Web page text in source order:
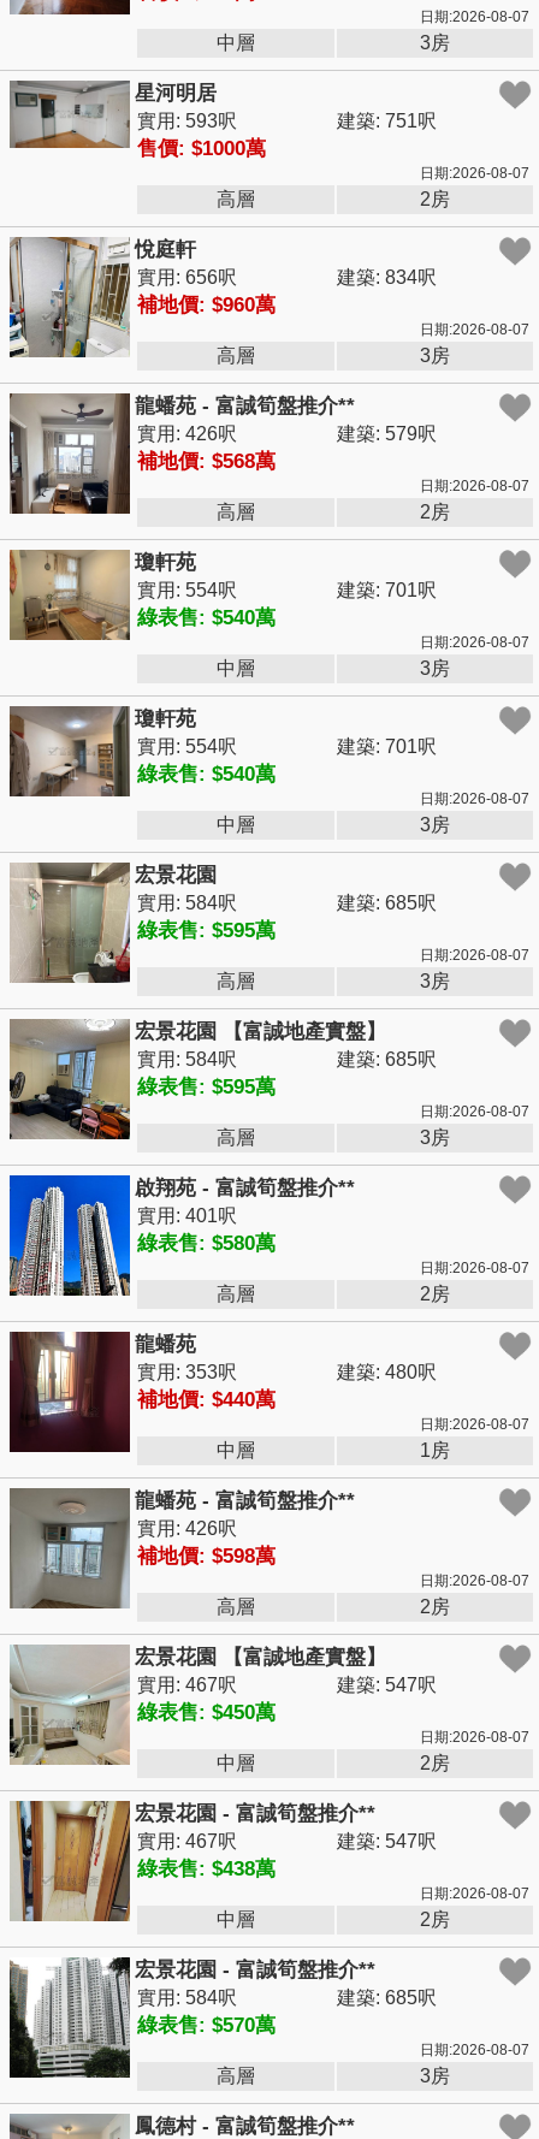
日期:2026-08-07
中層 3房
星河明居
實用: 593呎 建築: 751呎
售價: $1000萬
日期:2026-08-07
高層 2房
悅庭軒
實用: 656呎 建築: 834呎
補地價: $960萬
日期:2026-08-07
高層 3房
龍蟠苑 - 富誠筍盤推介**
實用: 426呎 建築: 579呎
補地價: $568萬
日期:2026-08-07
高層 2房
瓊軒苑
實用: 554呎 建築: 701呎
綠表售: $540萬
日期:2026-08-07
中層 3房
瓊軒苑
實用: 554呎 建築: 701呎
綠表售: $540萬
日期:2026-08-07
中層 3房
宏景花園
實用: 584呎 建築: 685呎
綠表售: $595萬
日期:2026-08-07
高層 3房
宏景花園 【富誠地產實盤】
實用: 584呎 建築: 685呎
綠表售: $595萬
日期:2026-08-07
高層 3房
啟翔苑 - 富誠筍盤推介**
實用: 401呎
綠表售: $580萬
日期:2026-08-07
高層 2房
龍蟠苑
實用: 353呎 建築: 480呎
補地價: $440萬
日期:2026-08-07
中層 1房
龍蟠苑 - 富誠筍盤推介**
實用: 426呎
補地價: $598萬
日期:2026-08-07
高層 2房
宏景花園 【富誠地產實盤】
實用: 467呎 建築: 547呎
綠表售: $450萬
日期:2026-08-07
中層 2房
宏景花園 - 富誠筍盤推介**
實用: 467呎 建築: 547呎
綠表售: $438萬
日期:2026-08-07
中層 2房
宏景花園 - 富誠筍盤推介**
實用: 584呎 建築: 685呎
綠表售: $570萬
日期:2026-08-07
高層 3房
鳳德村 - 富誠筍盤推介**